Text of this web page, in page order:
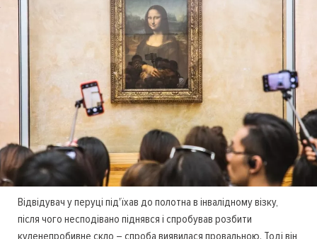
Відвідувач у перуці під'їхав до полотна в інвалідному візку,
після чого несподівано піднявся і спробував розбити